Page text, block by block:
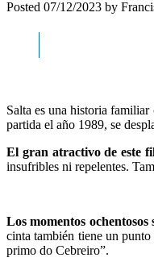
Posted 07/12/2023 by
Salta es una historia
partida el año 1989, se
El gran atractivo de este
insufribles ni repelentes.
Los momentos
cinta también tiene un
primo do Cebreiro”.